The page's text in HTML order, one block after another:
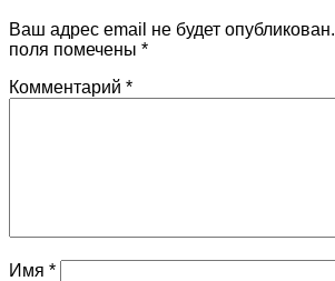
Ваш адрес email не будет опубликован.
поля помечены *
Комментарий *
Имя *